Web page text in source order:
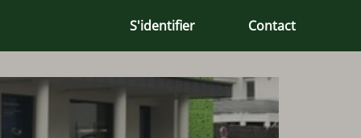
S'identifier Contact